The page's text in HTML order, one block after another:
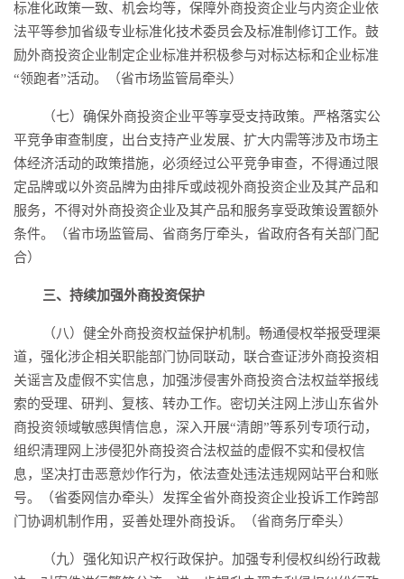
标准化政策一致、机会均等，保障外商投资企业与内资企业依
法平等参加省级专业标准化技术委员会及标准制修订工作。鼓
励外商投资企业制定企业标准并积极参与对标达标和企业标准
“领跑者”活动。（省市场监管局牵头）
（七）确保外商投资企业平等享受支持政策。严格落实公
平竞争审查制度，出台支持产业发展、扩大内需等涉及市场主
体经济活动的政策措施，必须经过公平竞争审查，不得通过限
定品牌或以外资品牌为由排斥或歧视外商投资企业及其产品和
服务，不得对外商投资企业及其产品和服务享受政策设置额外
条件。（省市场监管局、省商务厅牵头，省政府各有关部门配
合）
三、持续加强外商投资保护
（八）健全外商投资权益保护机制。畅通侵权举报受理渠
道，强化涉企相关职能部门协同联动，联合查证涉外商投资相
关谣言及虚假不实信息，加强涉侵害外商投资合法权益举报线
索的受理、研判、复核、转办工作。密切关注网上涉山东省外
商投资领域敏感舆情信息，深入开展“清朗”等系列专项行动，
组织清理网上涉侵犯外商投资合法权益的虚假不实和侵权信
息，坚决打击恶意炒作行为，依法查处违法违规网站平台和账
号。（省委网信办牵头）发挥全省外商投资企业投诉工作跨部
门协调机制作用，妥善处理外商投诉。（省商务厅牵头）
（九）强化知识产权行政保护。加强专利侵权纠纷行政裁